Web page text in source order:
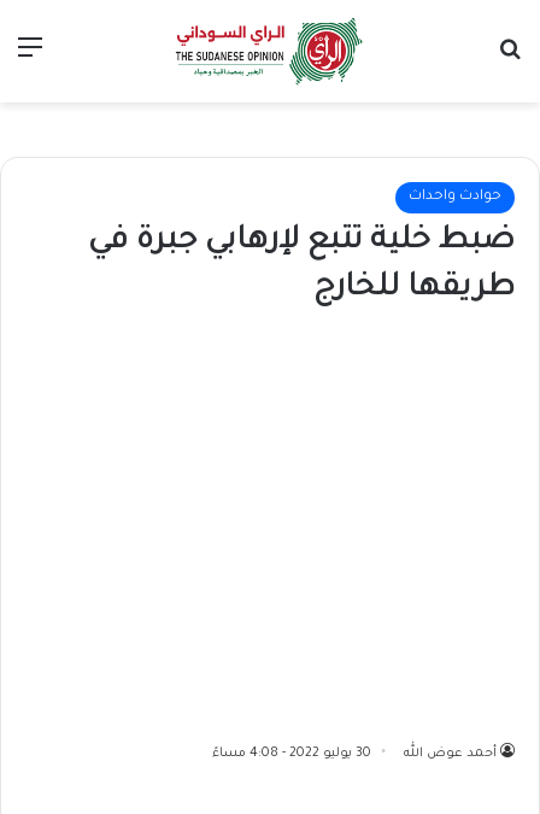
حوادث واحداث
ضبط خلية تتبع لإرهابي جبرة في
طريقها للخارج
أحمد عوض الله 30 يوليو 2022 - 4:08 مساءً